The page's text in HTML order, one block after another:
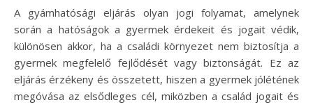
A gyámhatósági eljárás olyan jogi folyamat, amelynek
során a hatóságok a gyermek érdekeit és jogait védik,
különösen akkor, ha a családi környezet nem biztosítja a
gyermek megfelelő fejlődését vagy biztonságát. Ez az
eljárás érzékeny és összetett, hiszen a gyermek jólétének
megóvása az elsődleges cél, miközben a család jogait és